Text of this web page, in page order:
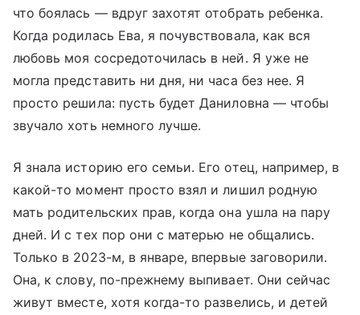
что боялась — вдруг захотят отобрать ребенка.
Когда родилась Ева, я почувствовала, как вся
любовь моя сосредоточилась в ней. Я уже не
могла представить ни дня, ни часа без нее. Я
просто решила: пусть будет Даниловна — чтобы
звучало хоть немного лучше.
Я знала историю его семьи. Его отец, например, в
какой-то момент просто взял и лишил родную
мать родительских прав, когда она ушла на пару
дней. И с тех пор они с матерью не общались.
Только в 2023-м, в январе, впервые заговорили.
Она, к слову, по-прежнему выпивает. Они сейчас
живут вместе, хотя когда-то развелись, и детей